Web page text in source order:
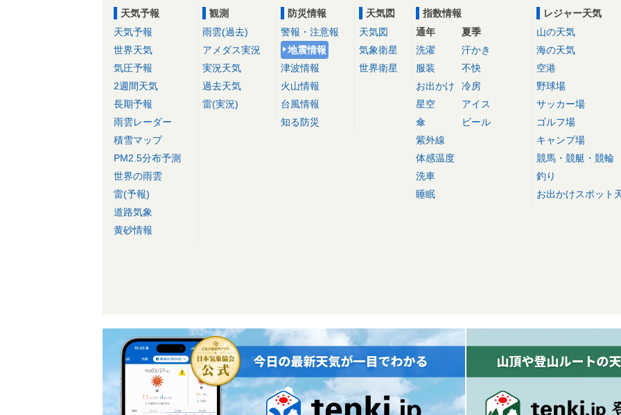
天気予報
天気予報
世界天気
気圧予報
2週間天気
長期予報
雨雲レーダー
積雪マップ
PM2.5分布予測
世界の雨雲
雷(予報)
道路気象
黄砂情報
観測
雨雲(過去)
アメダス実況
実況天気
過去天気
雷(実況)
防災情報
警報・注意報
地震情報
津波情報
火山情報
台風情報
知る防災
天気図
天気図
気象衛星
世界衛星
指数情報
通年
洗濯
服装
お出かけ
星空
傘
紫外線
体感温度
洗車
睡眠
夏季
汗かき
不快
冷房
アイス
ビール
レジャー天気
山の天気
海の天気
空港
野球場
サッカー場
ゴルフ場
キャンプ場
競馬・競艇・競輪
釣り
お出かけスポット